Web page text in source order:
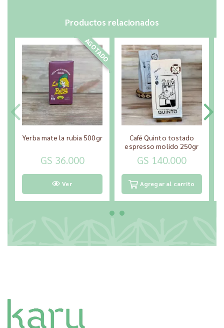
Productos relacionados
AGOTADO
Yerba mate la rubia 500gr
GS 36.000
Ver
Café Quinto tostado
espresso molido 250gr
GS 140.000
Agregar al carrito